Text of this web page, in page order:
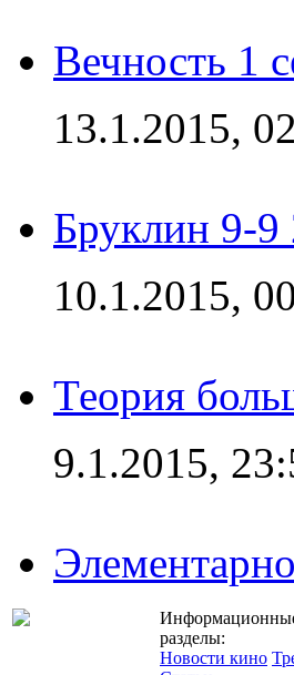
Вечность 1
13.1.2015,
Бруклин 9-9
10.1.2015,
Теория
9.1.2015,
разделы:
Новости кино